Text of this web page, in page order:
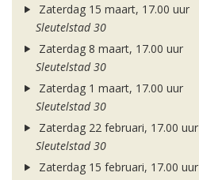
Zaterdag 15 maart, 17.00 uur
Sleutelstad 30
Zaterdag 8 maart, 17.00 uur
Sleutelstad 30
Zaterdag 1 maart, 17.00 uur
Sleutelstad 30
Zaterdag 22 februari, 17.00 uur
Sleutelstad 30
Zaterdag 15 februari, 17.00 uur